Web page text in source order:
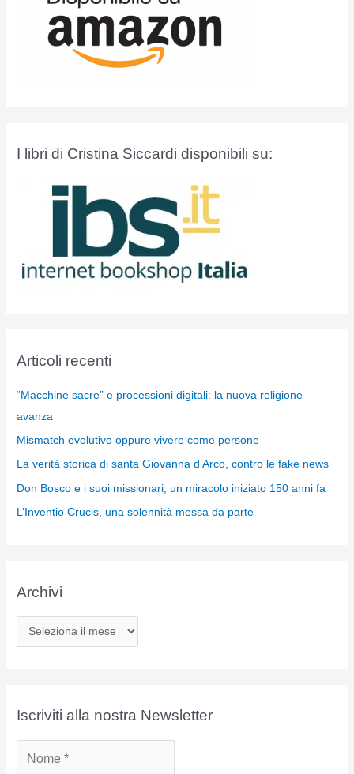
I libri di Cristina Siccardi disponibili su:
Articoli recenti
“Macchine sacre” e processioni digitali: la nuova religione
avanza
Mismatch evolutivo oppure vivere come persone
La verità storica di santa Giovanna d’Arco, contro le fake news
Don Bosco e i suoi missionari, un miracolo iniziato 150 anni fa
L’Inventio Crucis, una solennità messa da parte
Archivi
r
iIscriviti alla nostra Newsletter